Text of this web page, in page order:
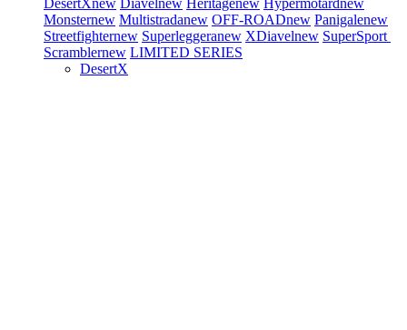
DesertXnew Diavelnew Heritagenew Hypermotardnew
Monsternew Multistradanew OFF-ROADnew Panigalenew
Streetfighternew Superleggeranew XDiavelnew SuperSport
Scramblernew LIMITED SERIES
DesertX